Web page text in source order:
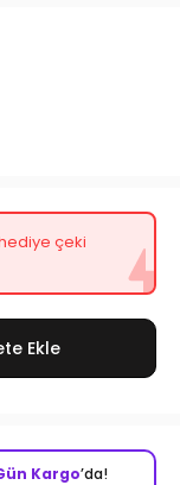
çeki
Ekle
Kargo’da!